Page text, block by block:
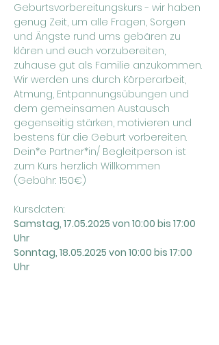
Geburtsvorbereitungskurs - wir haben
genug Zeit, um alle Fragen, Sorgen
und Ängste rund ums gebären zu
klären und euch vorzubereiten,
zuhause gut als Familie anzukommen.
Wir werden uns durch Körperarbeit,
Atmung, Entpannungsübungen und
dem gemeinsamen Austausch
gegenseitig stärken, motivieren und
bestens für die Geburt vorbereiten.
Dein*e Partner*in/ Begleitperson ist
zum Kurs herzlich Willkommen
(Gebühr: 150€)
Kursdaten:
Samstag, 17.05.2025 von 10:00 bis 17:00
Uhr
Sonntag, 18.05.2025 von 10:00 bis 17:00
Uhr